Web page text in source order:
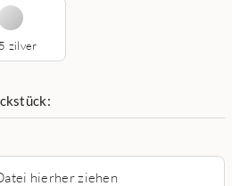
zilver
hierher ziehen